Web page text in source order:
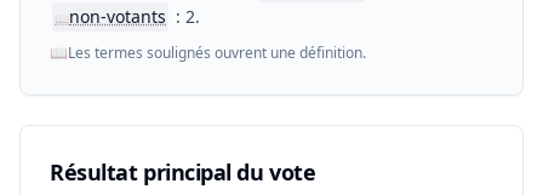
📖non-votants : 2.
📖Les termes soulignés ouvrent une définition.
Résultat principal du vote